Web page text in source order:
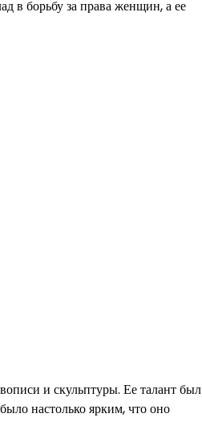
в борьбу за права женщин, а ее
и скульптуры. Ее талант был
настолько ярким, что оно